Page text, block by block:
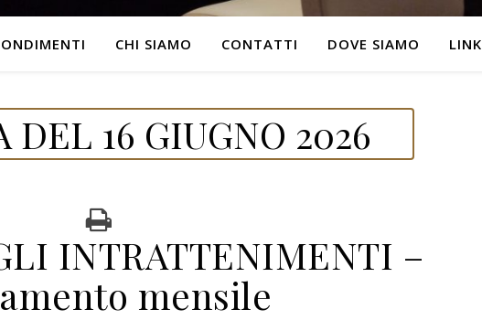
CHI SIAMO CONTATTI DOVE SIAMO LINK
DEL 16 GIUGNO 2026
INTRATTENIMENTI –
mensile